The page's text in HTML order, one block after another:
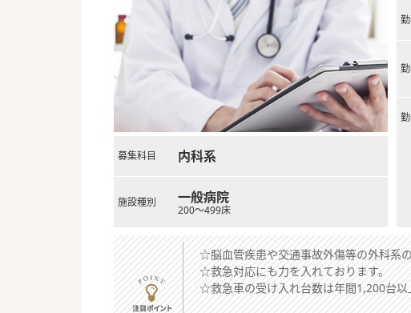
募集科目 内科系
施設種別 一般病院
200～499床
☆脳血管疾患や交通事故外傷等の外科系
☆救急対応にも力を入れております。
☆救急車の受け入れ台数は年間1,200台以